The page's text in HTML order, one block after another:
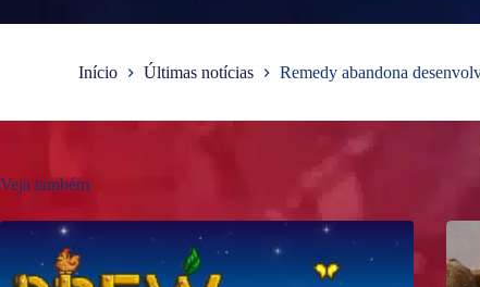
Início Últimas notícias Remedy abandona
Veja também